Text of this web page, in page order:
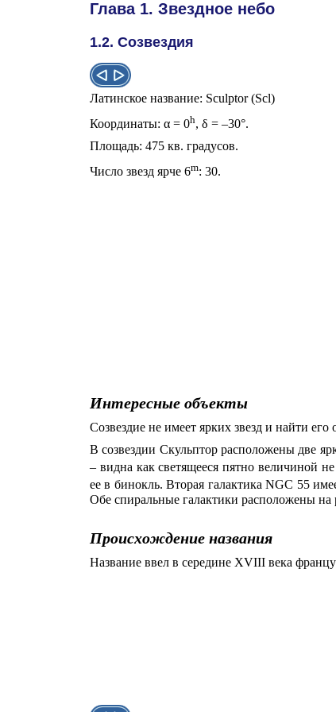
Глава 1. Звездное небо
1.2. Созвездия
Латинское название: Sculptor (Scl)
Координаты: α = 0h, δ = –30°.
Площадь: 475 кв. градусов.
Число звезд ярче 6m: 30.
Интересные объекты
Созвездие не имеет ярких звезд и найти
В созвездии Скульптор расположены две
– видна как светящееся пятно величиной
ее в бинокль. Вторая галактика NGC 55
Обе спиральные галактики расположены
Происхождение названия
Название ввел в середине XVIII века